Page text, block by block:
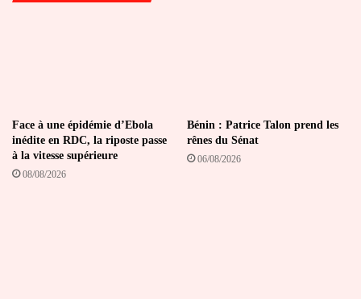
Face à une épidémie d’Ebola
inédite en RDC, la riposte passe
à la vitesse supérieure
08/08/2026
Bénin : Patrice Talon prend les
rênes du Sénat
06/08/2026